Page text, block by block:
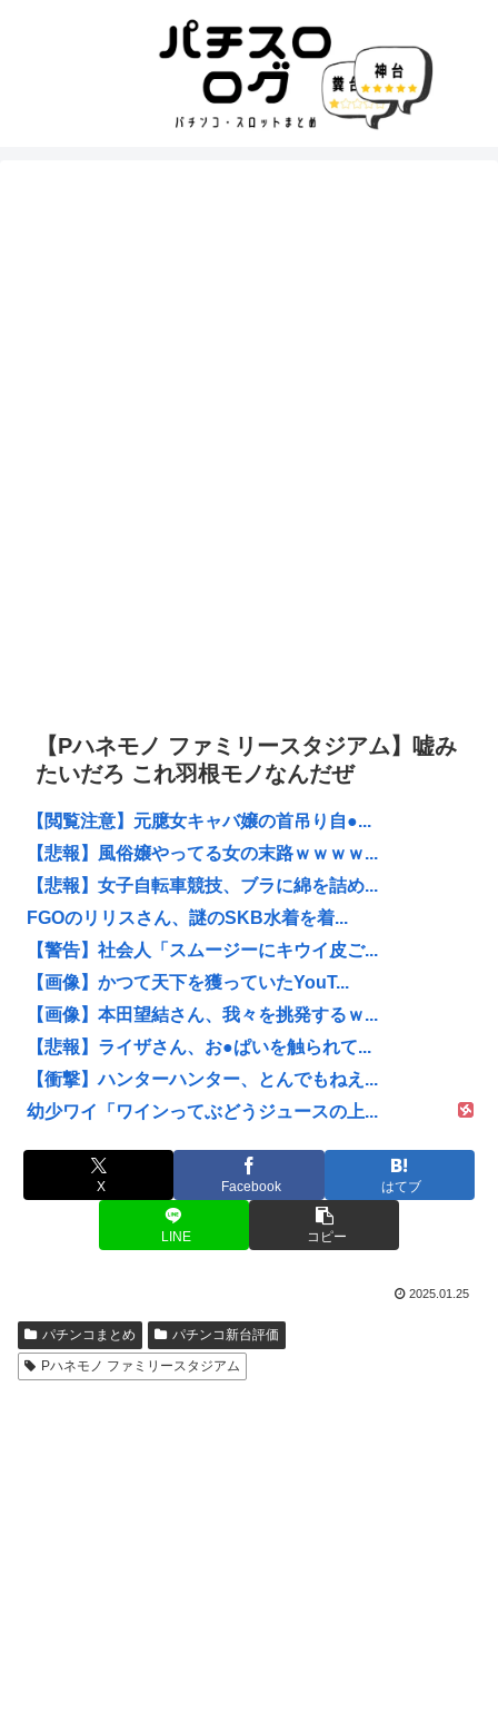
【Pハネモノ ファミリースタジアム】嘘み
たいだろ これ羽根モノなんだぜ
【閲覧注意】元臆女キャバ嬢の首吊り自●...
【悲報】風俗嬢やってる女の末路ｗｗｗｗ...
【悲報】女子自転車競技、ブラに綿を詰め...
FGOのリリスさん、謎のSKB水着を着...
【警告】社会人「スムージーにキウイ皮ご...
【画像】かつて天下を獲っていたYouT...
【画像】本田望結さん、我々を挑発するｗ...
【悲報】ライザさん、お●ぱいを触られて...
【衝撃】ハンターハンター、とんでもねえ...
幼少ワイ「ワインってぶどうジュースの上...
X Facebook はてブ
LINE コピー
2025.01.25
パチンコまとめ
パチンコ新台評価
Pハネモノ ファミリースタジアム